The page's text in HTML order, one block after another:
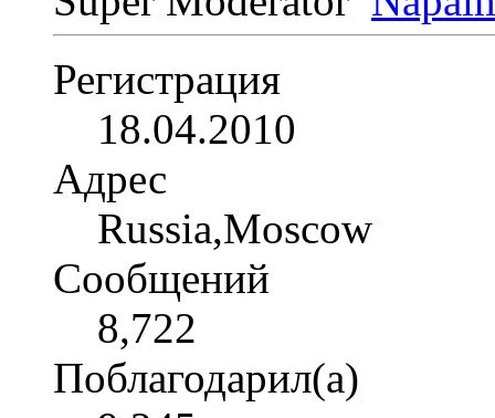
Регистрация
18.04.2010
Адрес
Russia,Moscow
Сообщений
8,722
Поблагодарил(а)